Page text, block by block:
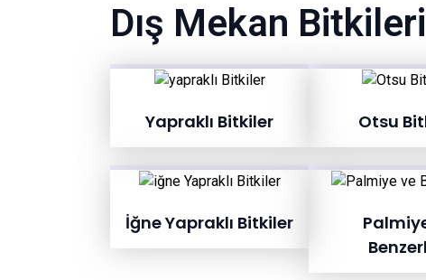
Dış Mekan Bitkileri
Yapraklı Bitkiler Otsu
İğne Yapraklı Bitkiler